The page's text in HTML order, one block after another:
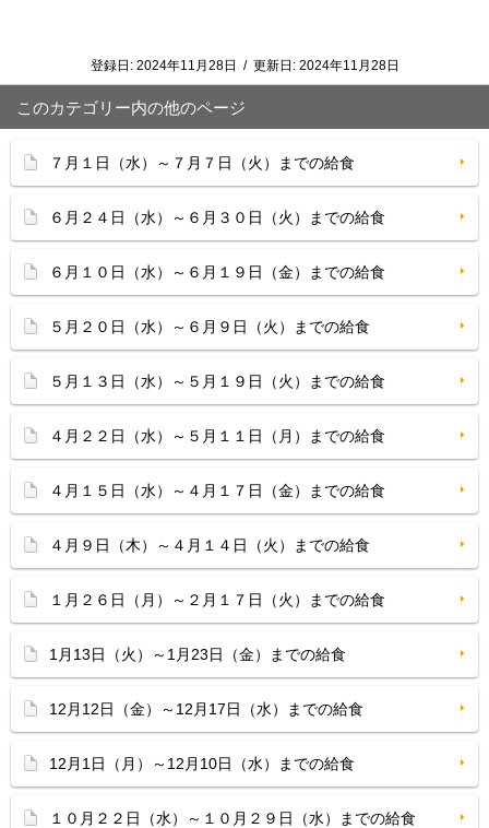
登録日: 2024年11月28日 / 更新日: 2024年11月28日
このカテゴリー内の他のページ
７月１日（水）～７月７日（火）までの給食
６月２４日（水）～６月３０日（火）までの給食
６月１０日（水）～６月１９日（金）までの給食
５月２０日（水）～６月９日（火）までの給食
５月１３日（水）～５月１９日（火）までの給食
４月２２日（水）～５月１１日（月）までの給食
４月１５日（水）～４月１７日（金）までの給食
４月９日（木）～４月１４日（火）までの給食
１月２６日（月）～２月１７日（火）までの給食
1月13日（火）～1月23日（金）までの給食
12月12日（金）～12月17日（水）までの給食
12月1日（月）～12月10日（水）までの給食
１０月２２日（水）～１０月２９日（水）までの給食